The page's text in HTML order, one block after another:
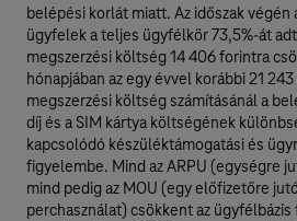
belépési korlát miatt. Az időszak
ügyfelek a teljes ügyfélkör 73,5%-át
megszerzési költség 14 406 forintra
hónapjában az egy évvel korábbi 21
megszerzési költség számításánál a
díj és a SIM kártya költségének
kapcsolódó készüléktámogatási és
figyelembe. Mind az ARPU (egységre
mind pedig az MOU (egy előfizetőre
perchasználat) csökkent az